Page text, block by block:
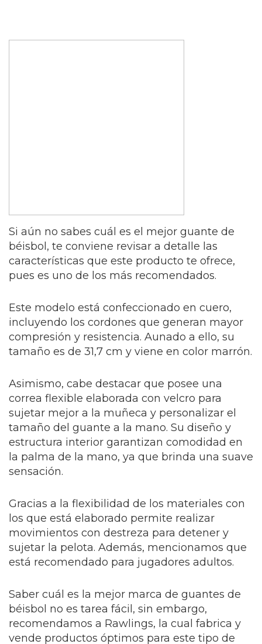
Si aún no sabes cuál es el mejor guante de
béisbol, te conviene revisar a detalle las
características que este producto te ofrece,
pues es uno de los más recomendados.
Este modelo está confeccionado en cuero,
incluyendo los cordones que generan mayor
compresión y resistencia. Aunado a ello, su
tamaño es de 31,7 cm y viene en color marrón.
Asimismo, cabe destacar que posee una
correa flexible elaborada con velcro para
sujetar mejor a la muñeca y personalizar el
tamaño del guante a la mano. Su diseño y
estructura interior garantizan comodidad en
la palma de la mano, ya que brinda una suave
sensación.
Gracias a la flexibilidad de los materiales con
los que está elaborado permite realizar
movimientos con destreza para detener y
sujetar la pelota. Además, mencionamos que
está recomendado para jugadores adultos.
Saber cuál es la mejor marca de guantes de
béisbol no es tarea fácil, sin embargo,
recomendamos a Rawlings, la cual fabrica y
vende productos óptimos para este tipo de